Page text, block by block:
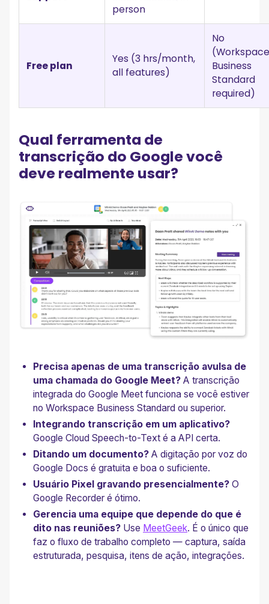
person
Free plan
Yes (3 hrs/month,
all features)
No
Business
Standard
required)
Qual ferramenta de
transcrição do Google você
deve realmente usar?
Precisa apenas de uma transcrição avulsa de
uma chamada do Google Meet? A transcrição
integrada do Google Meet funciona se você estiver
no Workspace Business Standard ou superior.
Integrando transcrição em um aplicativo?
Google Cloud Speech-to-Text é a API certa.
Ditando um documento? A digitação por voz do
Google Docs é gratuita e boa o suficiente.
Usuário Pixel gravando presencialmente? O
Google Recorder é ótimo.
Gerencia uma equipe que depende do que é
dito nas reuniões? Use MeetGeek. É o único que
faz o fluxo de trabalho completo — captura, saída
estruturada, pesquisa, itens de ação, integrações.